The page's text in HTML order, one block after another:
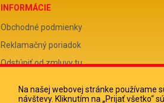
INFORMÁCIE
Obchodné podmienky
Reklamačný poriadok
Odstúpiť od zmluvy tu
Ochrana osobných údajov
Na našej webovej stránke používame
návštevy. Kliknutím na „Prijať všetko“